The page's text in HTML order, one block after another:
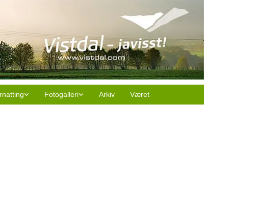
Fotogalleri Arkiv Været